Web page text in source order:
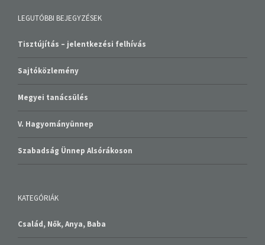
LEGUTÓBBI BEJEGYZÉSEK
Tisztújítás – jelentkezési felhívás
Sajtóközlemény
Megyei tanácsülés
V. Hagyományünnep
Szabadság Ünnep Alsórákoson
KATEGÓRIÁK
Család, Nők, Anya, Baba